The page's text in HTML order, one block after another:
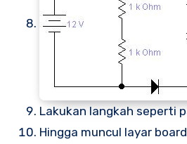
Lakukan langkah seperti
Hingga muncul layar board